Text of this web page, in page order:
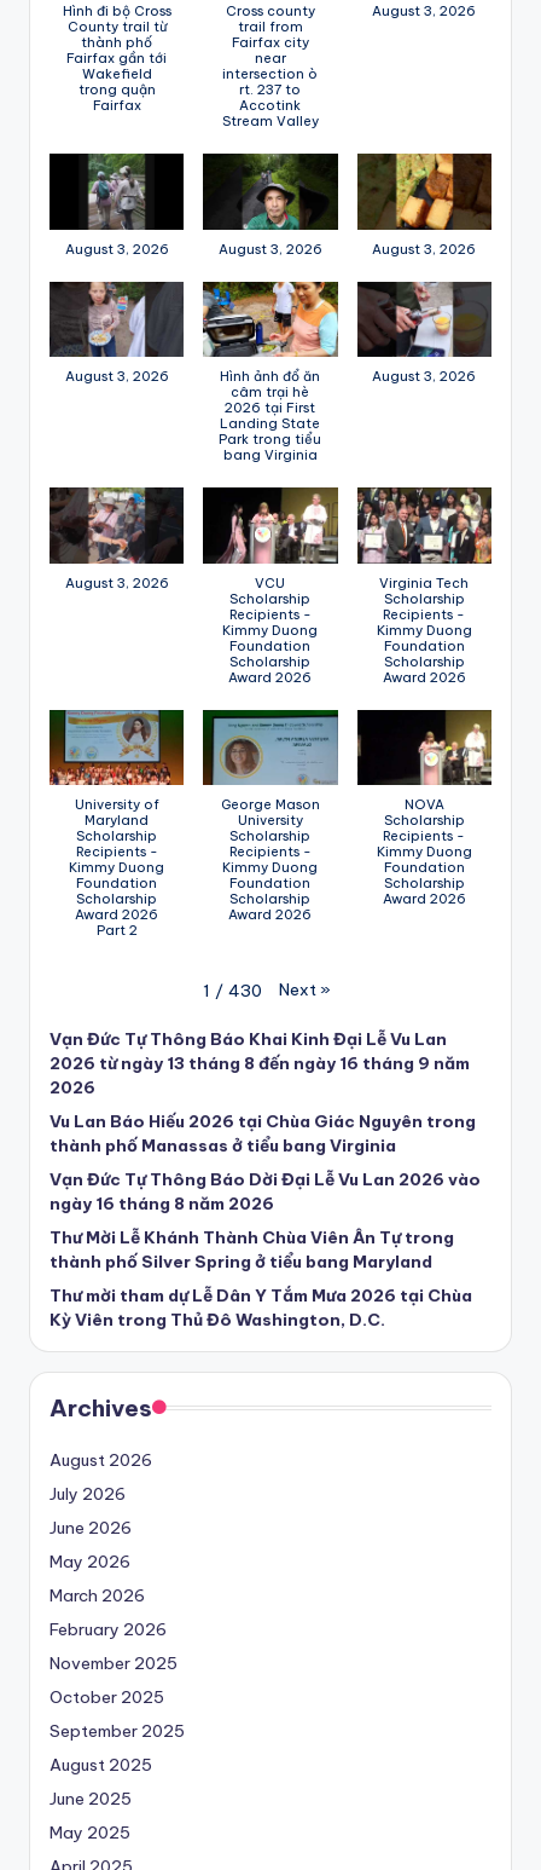
Hình đi bộ Cross
County trail từ
thành phố
Fairfax gần tới
Wakefield
trong quận
Fairfax
Cross county
trail from
Fairfax city
near
intersection ò
rt. 237 to
Accotink
Stream Valley
August 3, 2026
August 3, 2026 August 3, 2026 August 3, 2026
August 3, 2026
Hình ảnh đổ ăn
câm trại hè
2026 tại First
Landing State
Park trong tiểu
bang Virginia
August 3, 2026
August 3, 2026
VCU
Scholarship
Recipients -
Kimmy Duong
Foundation
Scholarship
Award 2026
Virginia Tech
Scholarship
Recipients -
Kimmy Duong
Foundation
Scholarship
Award 2026
University of
Maryland
Scholarship
Recipients -
Kimmy Duong
Foundation
Scholarship
Award 2026
Part 2
George Mason
University
Scholarship
Recipients -
Kimmy Duong
Foundation
Scholarship
Award 2026
NOVA
Scholarship
Recipients -
Kimmy Duong
Foundation
Scholarship
Award 2026
1 / 430 Next »
Vạn Đức Tự Thông Báo Khai Kinh Đại Lễ Vu Lan
2026 từ ngày 13 tháng 8 đến ngày 16 tháng 9 năm
2026
Vu Lan Báo Hiếu 2026 tại Chùa Giác Nguyên trong
thành phố Manassas ở tiểu bang Virginia
Vạn Đức Tự Thông Báo Dời Đại Lễ Vu Lan 2026 vào
ngày 16 tháng 8 năm 2026
Thư Mời Lễ Khánh Thành Chùa Viên Ân Tự trong
thành phố Silver Spring ở tiểu bang Maryland
Thư mời tham dự Lễ Dân Y Tắm Mưa 2026 tại Chùa
Kỳ Viên trong Thủ Đô Washington, D.C.
Archives
August 2026
July 2026
June 2026
May 2026
March 2026
February 2026
November 2025
October 2025
September 2025
August 2025
June 2025
May 2025